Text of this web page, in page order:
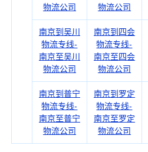
物流公司
物流公司
南京到吴川
物流专线-
南京至吴川
物流公司
南京到四会
物流专线-
南京至四会
物流公司
南京到普宁
物流专线-
南京至普宁
物流公司
南京到罗定
物流专线-
南京至罗定
物流公司